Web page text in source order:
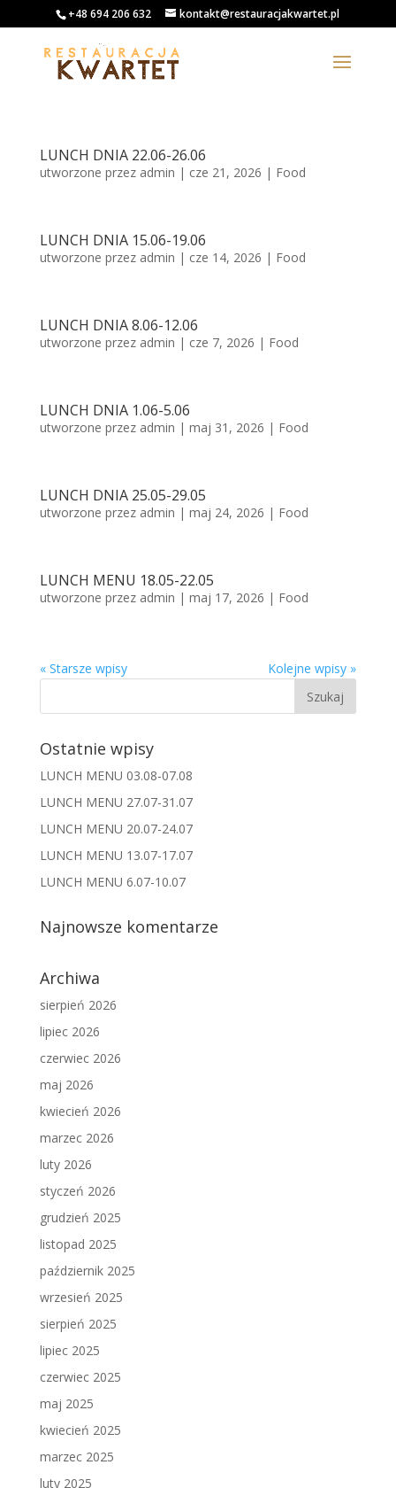
+48 694 206 632 kontakt@restauracjakwartet.pl
LUNCH DNIA 22.06-26.06
utworzone przez admin | cze 21, 2026 | Food
LUNCH DNIA 15.06-19.06
utworzone przez admin | cze 14, 2026 | Food
LUNCH DNIA 8.06-12.06
utworzone przez admin | cze 7, 2026 | Food
LUNCH DNIA 1.06-5.06
utworzone przez admin | maj 31, 2026 | Food
LUNCH DNIA 25.05-29.05
utworzone przez admin | maj 24, 2026 | Food
LUNCH MENU 18.05-22.05
utworzone przez admin | maj 17, 2026 | Food
« Starsze wpisy Kolejne wpisy »
Ostatnie wpisy
LUNCH MENU 03.08-07.08
LUNCH MENU 27.07-31.07
LUNCH MENU 20.07-24.07
LUNCH MENU 13.07-17.07
LUNCH MENU 6.07-10.07
Najnowsze komentarze
Archiwa
sierpień 2026
lipiec 2026
czerwiec 2026
maj 2026
kwiecień 2026
marzec 2026
luty 2026
styczeń 2026
grudzień 2025
listopad 2025
październik 2025
wrzesień 2025
sierpień 2025
lipiec 2025
czerwiec 2025
maj 2025
kwiecień 2025
marzec 2025
luty 2025